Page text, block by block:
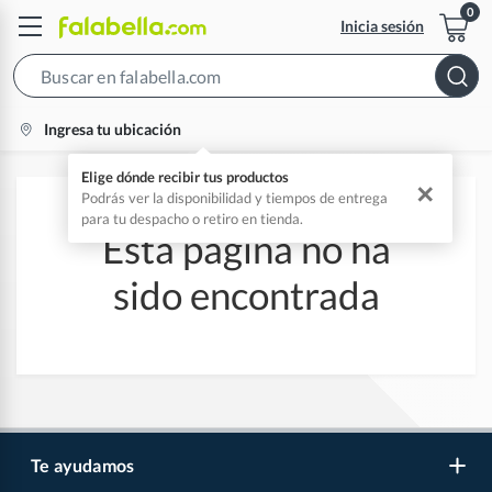
Inicia sesión
location-
Ingresa tu ubicación
Elige dónde recibir tus productos
Podrás ver la disponibilidad y tiempos de entrega
para tu despacho o retiro en tienda.
✕
Esta página no ha
sido encontrada
Te ayudamos